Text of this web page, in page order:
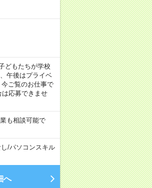
どもたちが学校
午後はプライベ
ご覧のお仕事で
応募できませ
も相談可能で
/パソコンスキル
へ